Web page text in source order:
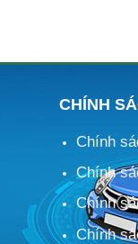
CHÍNH
Chính
Chính
Chính
Chính